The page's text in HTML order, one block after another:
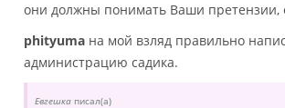
они должны понимать Ваши претензии,
phityuma на мой взляд правильно
администрацию садика.
Евгешка писал(а)